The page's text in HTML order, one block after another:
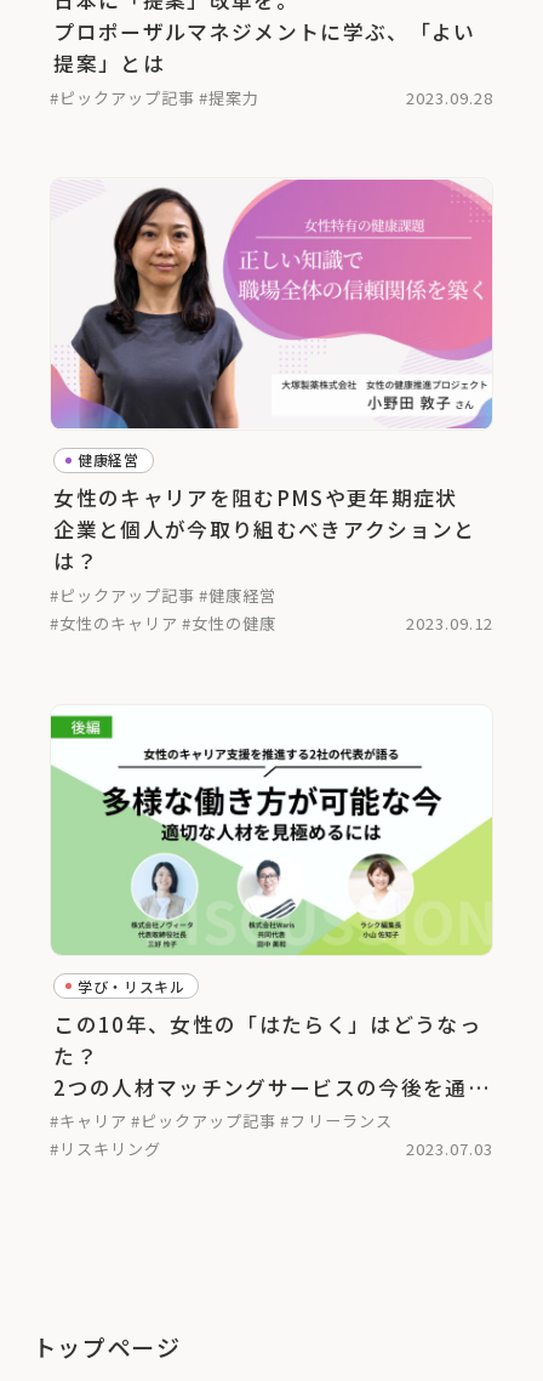
プロポーザルマネジメントに学ぶ、「よい
提案」とは
#ピックアップ記事 #提案力 2023.09.28
健康経営
女性のキャリアを阻むPMSや更年期症状
企業と個人が今取り組むべきアクションと
は？
#ピックアップ記事 #健康経営
#女性のキャリア #女性の健康 2023.09.12
学び・リスキル
この10年、女性の「はたらく」はどうなっ
た？
2つの人材マッチングサービスの今後を通し
て考える＜後編＞
#キャリア #ピックアップ記事 #フリーランス
#リスキリング
2023.07.03
トップページ